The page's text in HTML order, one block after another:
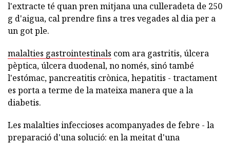
l'extracte té quan pren mitjana una culleradeta de 250
g d'aigua, cal prendre fins a tres vegades al dia per a
un got ple.
malalties gastrointestinals com ara gastritis, úlcera
pèptica, úlcera duodenal, no només, sinó també
l'estómac, pancreatitis crònica, hepatitis - tractament
es porta a terme de la mateixa manera que a la
diabetis.
Les malalties infeccioses acompanyades de febre - la
preparació d'una solució: en la meitat d'una